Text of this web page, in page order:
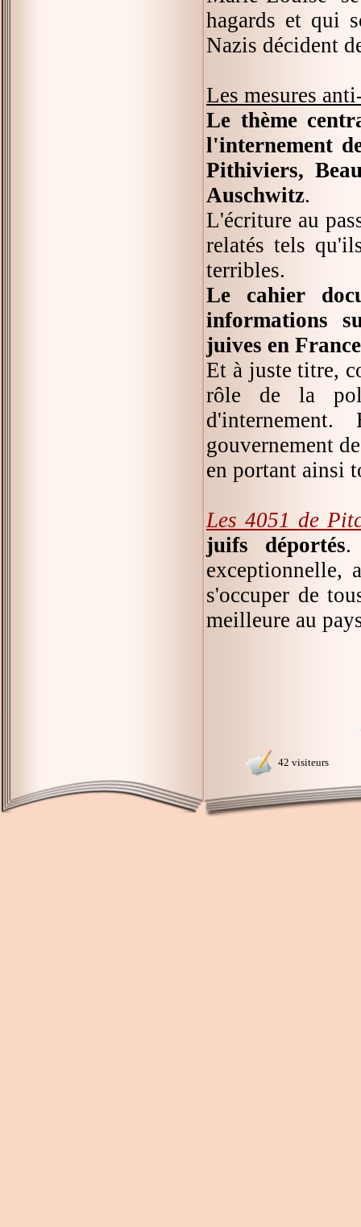
hagards et qui
Nazis décident
Les mesures
Le thème
l'internement
Pithiviers,
Auschwitz.
L'écriture au
relatés tels
terribles.
Le cahier
informations
juives en France
Et à juste titre,
rôle de la
gouvernement
en portant ainsi
Les 4051 de
juifs déportés.
exceptionnelle,
s'occuper de
meilleure au
42 visiteurs